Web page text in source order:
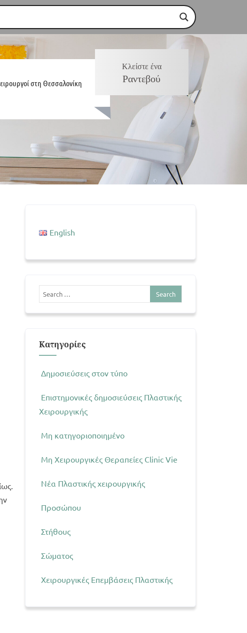
στη Θεσσαλονίκη
Κλείστε ένα
Ραντεβού
English
Kατηγορίες
Δημοσιεύσεις στον τύπο
Επιστημονικές δημοσιεύσεις Πλαστικής
Χειρουργικής
Μη κατηγοριοποιημένο
Μη Χειρουργικές Θεραπείες Clinic Vie
Νέα Πλαστικής χειρουργικής
Προσώπου
Στήθους
Σώματος
Χειρουργικές Επεμβάσεις Πλαστικής